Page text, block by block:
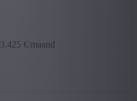
3.425 €/maand